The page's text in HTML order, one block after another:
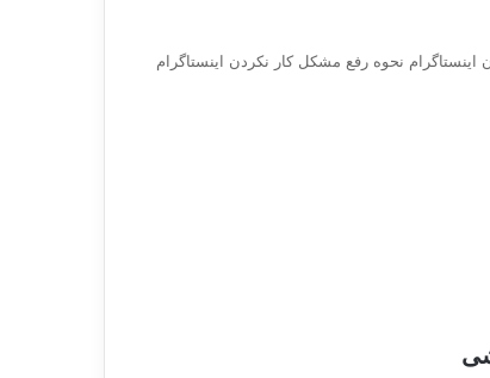
نحوه رفع مشکل کار نکردن اینستاگرام